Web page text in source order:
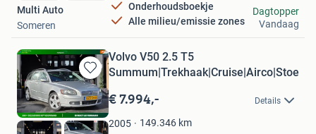
Onderhoudsboekje
Alle milieu/emissie zones
Multi Auto
Someren
Dagtopper
Vandaag
Bewaren
in
Mijn
Favorieten
Volvo V50 2.5 T5
€ 7.994,- Details
2005 149.346 km